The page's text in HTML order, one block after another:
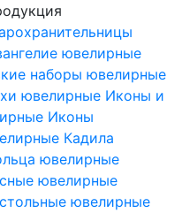
ювелирные
наборы ювелирные
ювелирные Иконы и
Иконы
Кадила
ювелирные
ювелирные
ювелирные